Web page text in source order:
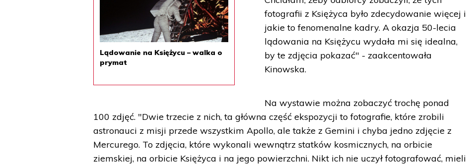
Lądowanie na Księżycu – walka o
prymat
fotografii z Księżyca było zdecydowanie więcej i
jakie to fenomenalne kadry. A okazja 50-lecia
lądowania na Księżycu wydała mi się idealna,
by te zdjęcia pokazać" - zaakcentowała
Kinowska.
Na wystawie można zobaczyć trochę ponad
100 zdjęć. "Dwie trzecie z nich, ta główna część ekspozycji to fotografie, które zrobili
astronauci z misji przede wszystkim Apollo, ale także z Gemini i chyba jedno zdjęcie z
Mercurego. To zdjęcia, które wykonali wewnątrz statków kosmicznych, na orbicie
ziemskiej, na orbicie Księżyca i na jego powierzchni. Nikt ich nie uczył fotografować, mieli